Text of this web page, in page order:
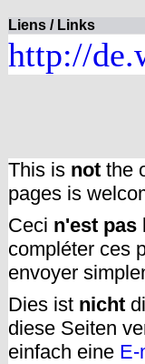
Liens / Links
http://
This is not the
pages is
Ceci n'est pas
compléter ces
envoyer
Dies ist nicht
diese Seiten
einfach eine E-